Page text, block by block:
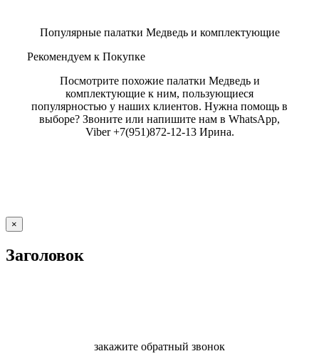
Популярные палатки Медведь и комплектующие
Рекомендуем к Покупке
Посмотрите похожие палатки Медведь и
комплектующие к ним, пользующиеся
популярностью у наших клиентов. Нужна помощь в
выборе? Звоните или напишите нам в WhatsApp,
Viber +7(951)872-12-13 Ирина.
Close
product
view
×
Заголовок
закажите обратный звонок